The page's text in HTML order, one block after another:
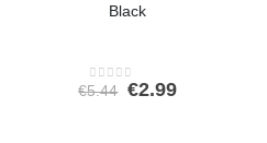
Black
0out of 5
€5.44 Oorspronkelijke
€2.99Huidige